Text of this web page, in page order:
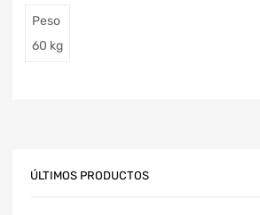
Peso
60 kg
ÚLTIMOS PRODUCTOS